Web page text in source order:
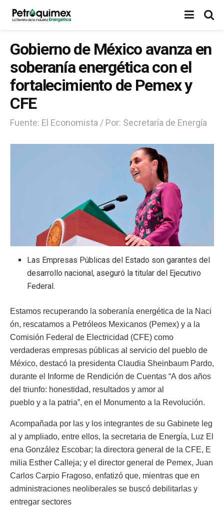
Gobierno de México avanza en
soberanía energética con el
fortalecimiento de Pemex y
CFE
Fuente: El Economista / Por: Secretaría de Energía
Las Empresas Públicas del Estado son garantes del
desarrollo nacional, aseguró la titular del Ejecutivo
Federal.
Estamos recuperando la soberanía energética de la Naci
ón, rescatamos a Petróleos Mexicanos (Pemex) y a la
Comisión Federal de Electricidad (CFE) como
verdaderas empresas públicas al servicio del pueblo de
México, destacó la presidenta Claudia Sheinbaum Pardo,
durante el Informe de Rendición de Cuentas “A dos años
del triunfo: honestidad, resultados y amor al
pueblo y a la patria”, en el Monumento a la Revolución.
Acompañada por las y los integrantes de su Gabinete leg
al y ampliado, entre ellos, la secretaria de Energía, Luz El
ena González Escobar; la directora general de la CFE, E
milia Esther Calleja; y el director general de Pemex, Juan
Carlos Carpio Fragoso, enfatizó que, mientras que en
administraciones neoliberales se buscó debilitarlas y
entregar sectores